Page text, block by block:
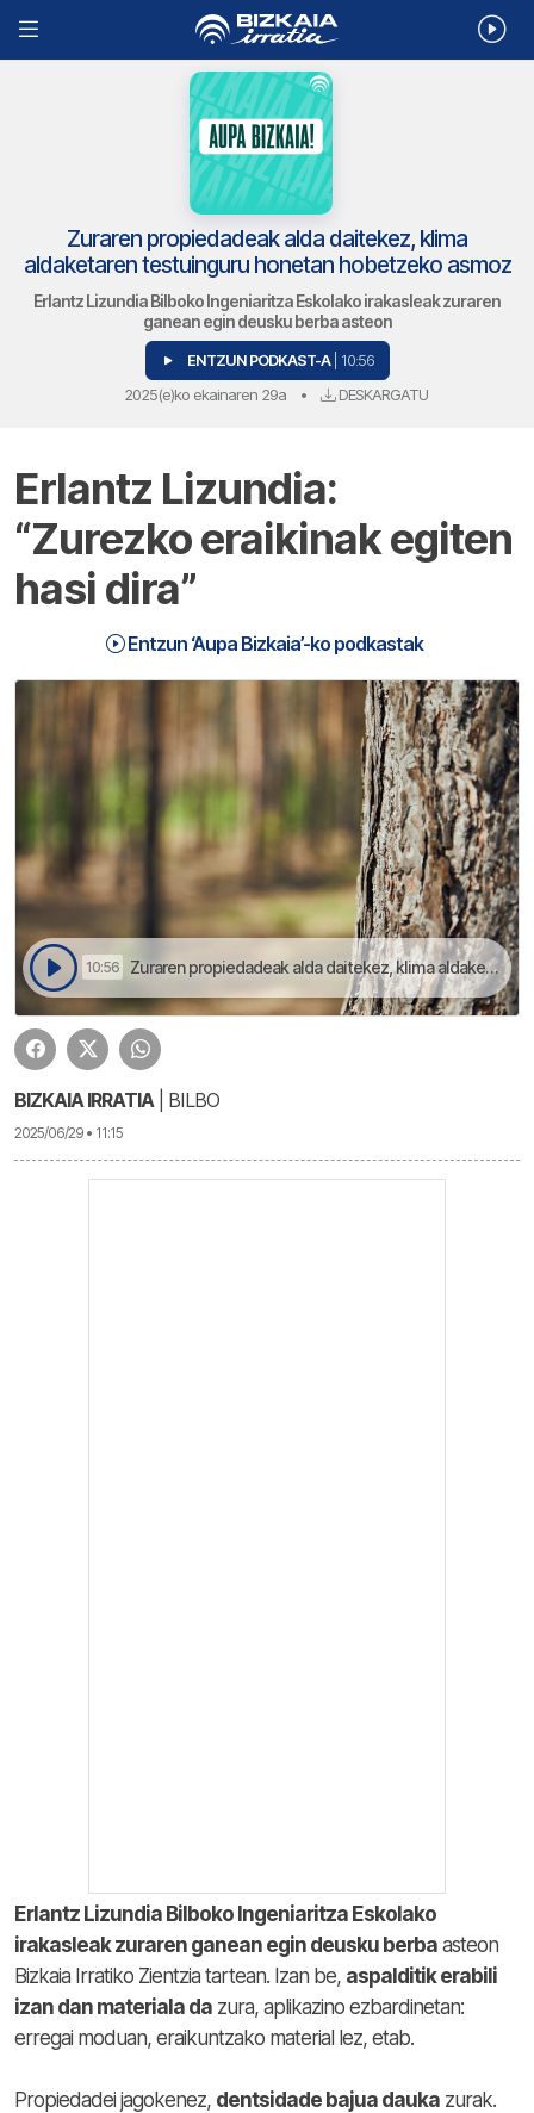
Zuraren propiedadeak alda daitekez, klima
aldaketaren testuinguru honetan hobetzeko asmoz
Erlantz Lizundia Bilboko Ingeniaritza Eskolako irakasleak zuraren
ganean egin deusku berba asteon
ENTZUN PODKAST-A | 10:56
2025(e)ko ekainaren 29a • DESKARGATU
Erlantz Lizundia:
“Zurezko eraikinak egiten
hasi dira”
Entzun ‘Aupa Bizkaia’-ko podkastak
10:56 Zuraren propiedadeak alda daitekez, klima aldaketaren testuinguru honetan hobetzeko asmoz | Aupa Bizkaia
BIZKAIA IRRATIA| BILBO
2025/06/29 • 11:15
Erlantz Lizundia Bilboko Ingeniaritza Eskolako
irakasleak zuraren ganean egin deusku berba asteon
Bizkaia Irratiko Zientzia tartean. Izan be, aspalditik erabili
izan dan materiala da zura, aplikazino ezbardinetan:
erregai moduan, eraikuntzako material lez, etab.
Propiedadei jagokenez, dentsidade bajua dauka zurak.